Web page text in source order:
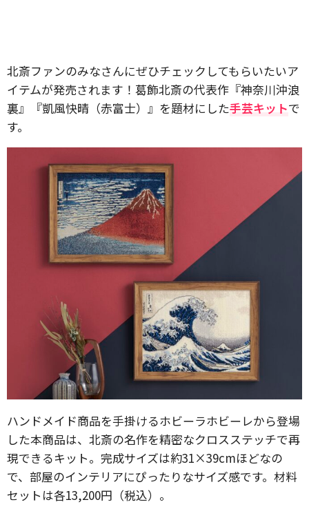
北斎ファンのみなさんにぜひチェックしてもらいたいア
イテムが発売されます！葛飾北斎の代表作『神奈川沖浪
裏』『凱風快晴（赤富士）』を題材にした手芸キットで
す。
ハンドメイド商品を手掛けるホビーラホビーレから登場
した本商品は、北斎の名作を精密なクロスステッチで再
現できるキット。完成サイズは約31×39cmほどなの
で、部屋のインテリアにぴったりなサイズ感です。材料
セットは各13,200円（税込）。